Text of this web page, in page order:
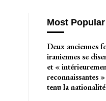
Most Popular
Deux anciennes
iraniennes se
et «
reconnaissantes »
tenu la